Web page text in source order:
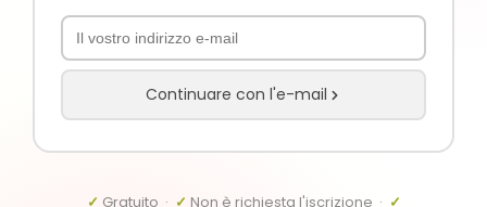
Continuare con l'e-mail
✓ Gratuito · ✓ Non è richiesta l'iscrizione · ✓